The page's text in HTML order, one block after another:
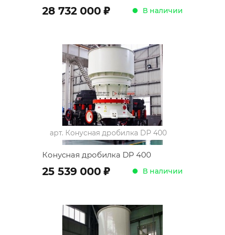
28 732 000 ; В наличии
арт. Конусная дробилка DP 400
Конусная дробилка DP 400
25 539 000 ; В наличии